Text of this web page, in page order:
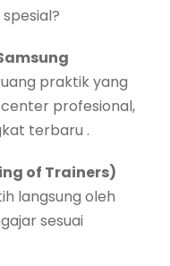
praktik yang
profesional,
terbaru .
of Trainers)
langsung oleh
sesuai